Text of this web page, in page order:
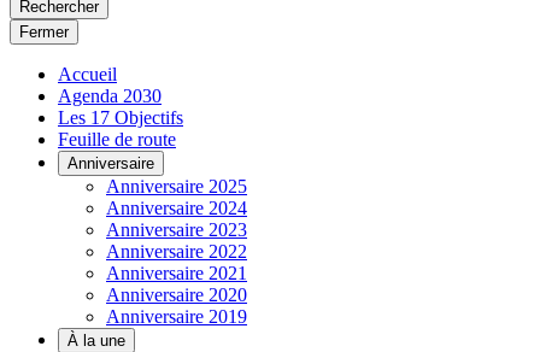
Rechercher
Fermer
Accueil
Agenda 2030
Les 17 Objectifs
Feuille de route
Anniversaire
Anniversaire 2025
Anniversaire 2024
Anniversaire 2023
Anniversaire 2022
Anniversaire 2021
Anniversaire 2020
Anniversaire 2019
À la une